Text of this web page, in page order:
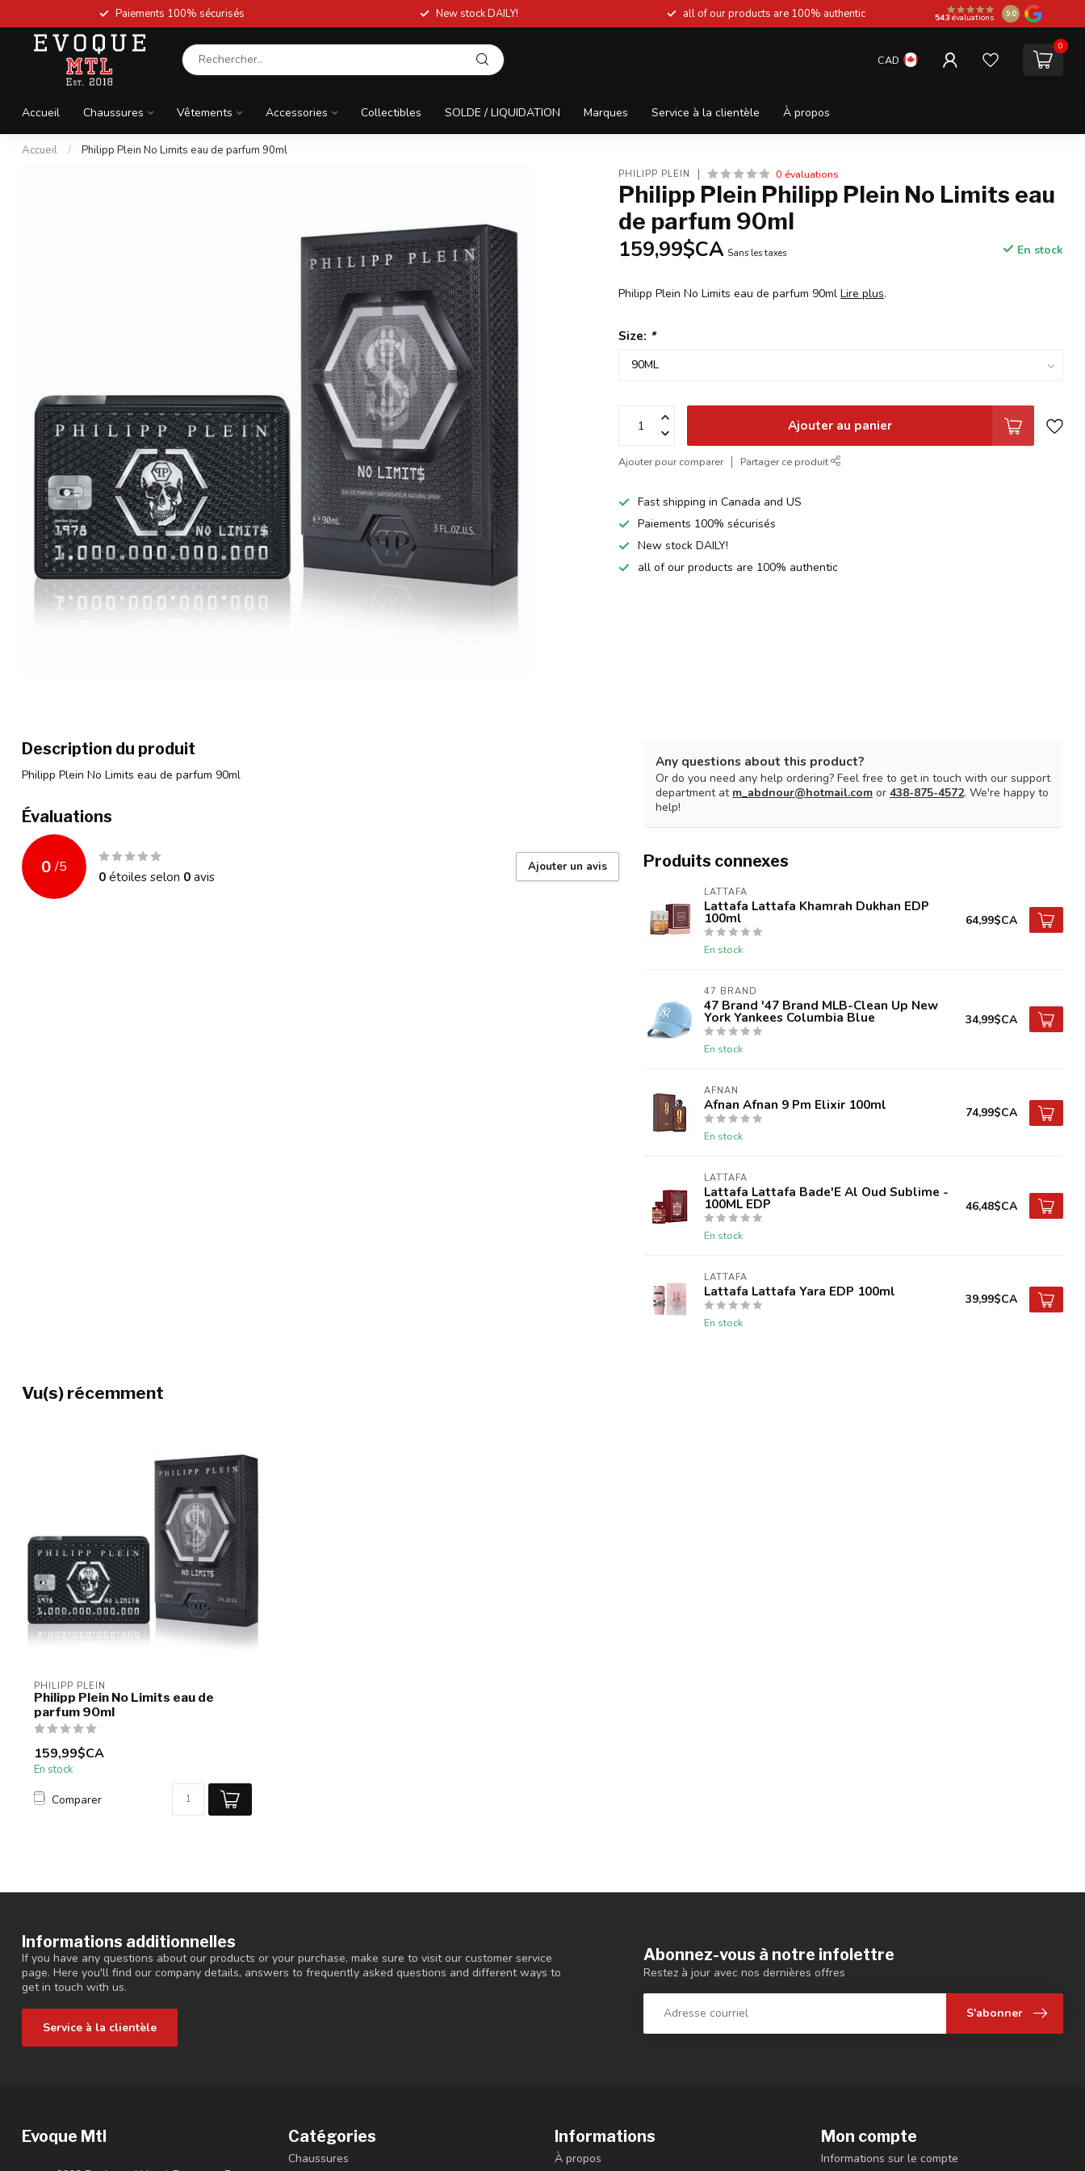
Paiements 100% sécurisés New stock DAILY! all of our products are 100% authentic 543 évaluations 9.0
CAD
0
Accueil Chaussures Vêtements Accessories Collectibles SOLDE / LIQUIDATION Marques Service à la clientèle À propos
Accueil / Philipp Plein No Limits eau de parfum 90ml
PHILIPP PLEIN 0 évaluations
Philipp Plein Philipp Plein No Limits eau
de parfum 90ml
159,99$CA Sans les taxes En stock
Philipp Plein No Limits eau de parfum 90mlLire plus.
Size: *
Ajouter au panier
Ajouter pour comparer Partager ce produit
Fast shipping in Canada and US
Paiements 100% sécurisés
New stock DAILY!
all of our products are 100% authentic
Description du produit
Philipp Plein No Limits eau de parfum 90ml
Évaluations
0 /5
0étoiles selon 0avis
Ajouter un avis
Any questions about this product?
Or do you need any help ordering? Feel free to get in touch with our support
department at m_abdnour@hotmail.com or 438-875-4572. We're happy to
help!
Produits connexes
LATTAFA
Lattafa Lattafa Khamrah Dukhan EDP
100ml
En stock
64,99$CA
47 BRAND
47 Brand '47 Brand MLB-Clean Up New
York Yankees Columbia Blue
En stock
34,99$CA
AFNAN
Afnan Afnan 9 Pm Elixir 100ml
En stock
74,99$CA
LATTAFA
Lattafa Lattafa Bade'E Al Oud Sublime -
100ML EDP
En stock
46,48$CA
LATTAFA
Lattafa Lattafa Yara EDP 100ml
En stock
39,99$CA
Vu(s) récemment
PHILIPP PLEIN
Philipp Plein No Limits eau de
parfum 90ml
159,99$CA
En stock
Comparer
Informations additionnelles
If you have any questions about our products or your purchase, make sure to visit our customer service
page. Here you'll find our company details, answers to frequently asked questions and different ways to
get in touch with us.
Service à la clientèle
Abonnez-vous à notre infolettre
Restez à jour avec nos dernières offres
S'abonner
Evoque Mtl Catégories
Chaussures
Informations
À propos
Mon compte
Informations sur le compte